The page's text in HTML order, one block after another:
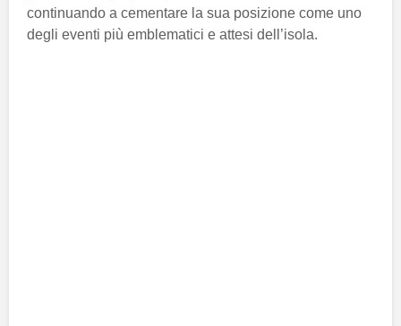
continuando a cementare la sua posizione come uno
degli eventi più emblematici e attesi dell’isola.